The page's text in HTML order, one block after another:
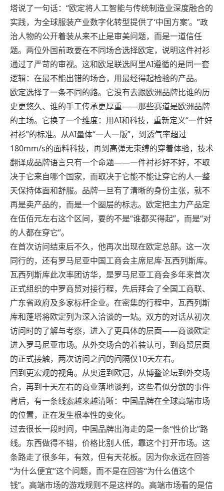
塔说了一句话：“欧定将人工智能与传统制造业深度融合的
实践，为全球服装产业数字化转型提供了‘中国方案’。”政
治人物的公开着装从来不止是审美问题，而是一道信任
题。两位外国前政要在不同场合选择欧定，说明这件衬衫
通过了严苛的审视。这和欧足联选阿里AI遵循的是同一套
逻辑：在最不能出错的场合，用最经得起检验的产品。
欧定选择了一条不同的路。它没有去跟欧洲品牌比谁的历
史更悠久、谁的手工传承更厚重——那些赛道是欧洲品牌
的主场。它换了一个维度：用AI和科技，重新定义“一件好
衬衫”的标准。从AI量体“一人一版”，到透气率超过
180mm/s的面料科技，再到高弹无束缚的穿着体验，技术
翻译成品牌语言只有一个命题——一件衬衫好不好，不取
决于它来自哪个国家，而取决于它能不能让穿它的人一整
天保持体面和舒服。品牌一旦有了清晰的身份主张，就不
再是卖产品的，而是一个圈层的标志。欧定把主力产品定
在伍佰元左右这个区间，要的不是“谁都买得起”，而是“对
的人都在穿它”。
在首次访问结束后不久，他再次出现在欧定总部。这一次
同行的，还有罗马尼亚中国工商会主席尼库·瓦西列斯库。
瓦西列斯库此次率团访华，是罗马尼亚工商会多年来首次
正式组织的中罗商贸对接行程，先后拜会了全国工商联、
广东省政府及多家标杆企业。在密集的行程中，瓦西列斯
库和蓬塔将欧定列为深入洽谈的一站。双方的对话从初次
访问时的了解与考察，进入了更具体的层面——商谈欧定
进入罗马尼亚市场。从外交场合的着装认可，到商贸层面
的正式接触，两次访问之间的间隔仅10天左右。
回到更宏观的视角。从奥运到欧冠，从博鳌论坛到外交场
合，再到十天左右的商业落地谈判，这些看似分散的事件
背后，有一条线索越来越清晰：中国品牌在全球高端市场
的位置，正在发生根本性的变化。
过去很长一段时间，中国品牌出海走的是一条“性价比”路
线。东西做得不错，价格比别人低，靠这个打开市场。这
条路走了很多年，有效，但有天花板。因为你永远在回答
“为什么便宜”这个问题，而不是在回答“为什么值这个
钱”。高端市场的游戏规则不是这样的。高端市场看的是信